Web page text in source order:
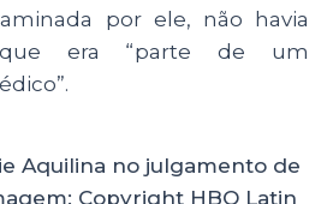
por ele, não havia
era “parte de um
Aquilina no julgamento de
Copyright HBO Latin